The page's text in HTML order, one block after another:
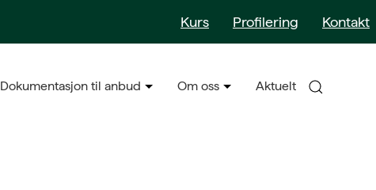
Kurs Profilering Kontakt
Dokumentasjon til anbud Om oss Aktuelt